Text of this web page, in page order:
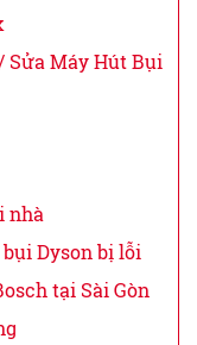
Sửa Máy Hút Bụi
nhà
Dyson bị lỗi
tại Sài Gòn